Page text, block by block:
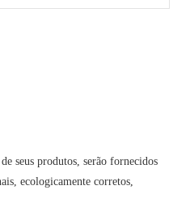
seus produtos, serão fornecidos
ecologicamente corretos,